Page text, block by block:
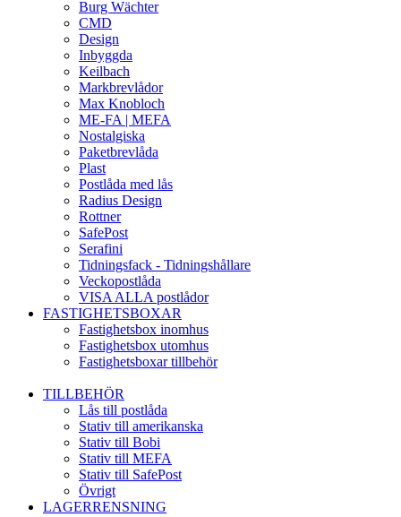
Burg Wächter
CMD
Design
Inbyggda
Keilbach
Markbrevlådor
Max Knobloch
ME-FA | MEFA
Nostalgiska
Paketbrevlåda
Plast
Postlåda med lås
Radius Design
Rottner
SafePost
Serafini
Tidningsfack - Tidningshållare
Veckopostlåda
VISA ALLA postlådor
FASTIGHETSBOXAR
Fastighetsbox inomhus
Fastighetsbox utomhus
Fastighetsboxar tillbehör
TILLBEHÖR
Lås till postlåda
Stativ till amerikanska
Stativ till Bobi
Stativ till MEFA
Stativ till SafePost
Övrigt
LAGERRENSNING